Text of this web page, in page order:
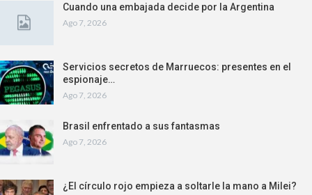
Cuando una embajada decide por la Argentina
Ago 7, 2026
Servicios secretos de Marruecos: presentes en el
espionaje…
Ago 7, 2026
Brasil enfrentado a sus fantasmas
Ago 7, 2026
¿El círculo rojo empieza a soltarle la mano a Milei?